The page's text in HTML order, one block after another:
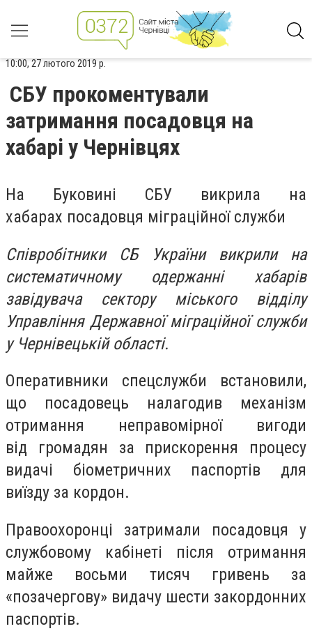
10:00, 27 лютого 2019 р.
СБУ прокоментували
затримання посадовця на
хабарі у Чернівцях
На Буковині СБУ викрила на
хабарах посадовця міграційної служби
Співробітники СБ України викрили на
систематичному одержанні хабарів
завідувача сектору міського відділу
Управління Державної міграційної служби
у Чернівецькій області.
Оперативники спецслужби встановили,
що посадовець налагодив механізм
отримання неправомірної вигоди
від громадян за прискорення процесу
видачі біометричних паспортів для
виїзду за кордон.
Правоохоронці затримали посадовця у
службовому кабінеті після отримання
майже восьми тисяч гривень за
«позачергову» видачу шести закордонних
паспортів.